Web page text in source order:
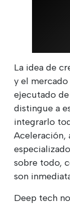
La idea de
y el mercado
ejecutado
distingue a
integrarlo
Aceleración,
sobre todo,
son
Deep tech